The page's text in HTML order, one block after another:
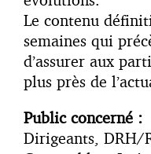
Le contenu
semaines qui
d’assurer aux
plus près de
Public concerné :
Dirigeants, DRH/